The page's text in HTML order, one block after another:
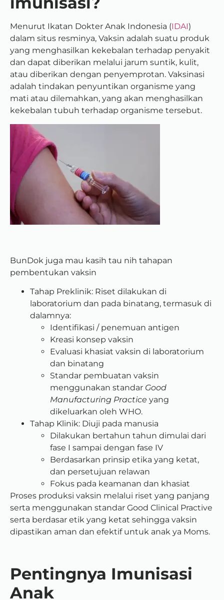
Menurut Ikatan Dokter Anak Indonesia (IDAI)
dalam situs resminya, Vaksin adalah suatu produk
yang menghasilkan kekebalan terhadap penyakit
dan dapat diberikan melalui jarum suntik, kulit,
atau diberikan dengan penyemprotan. Vaksinasi
adalah tindakan penyuntikan organisme yang
mati atau dilemahkan, yang akan menghasilkan
kekebalan tubuh terhadap organisme tersebut.
BunDok juga mau kasih tau nih tahapan
pembentukan vaksin
Tahap Preklinik: Riset dilakukan di
laboratorium dan pada binatang, termasuk di
dalamnya:
Identifikasi / penemuan antigen
Kreasi konsep vaksin
Evaluasi khasiat vaksin di laboratorium
dan binatang
Standar pembuatan vaksin
menggunakan standar Good
Manufacturing Practice yang
dikeluarkan oleh WHO.
Tahap Klinik: Diuji pada manusia
Dilakukan bertahun tahun dimulai dari
fase I sampai dengan fase IV
Berdasarkan prinsip etika yang ketat,
dan persetujuan relawan
Fokus pada keamanan dan khasiat
Proses produksi vaksin melalui riset yang panjang
serta menggunakan standar Good Clinical Practive
serta berdasar etik yang ketat sehingga vaksin
dipastikan aman dan efektif untuk anak ya Moms.
Pentingnya Imunisasi
Anak